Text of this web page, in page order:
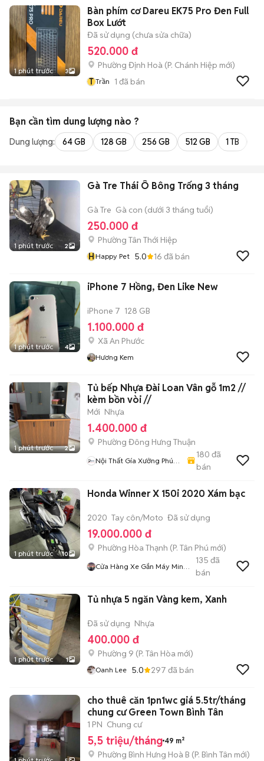
1 phút trước 3
Bàn phím cơ Dareu EK75 Pro Đen Full
Box Lướt
Đã sử dụng (chưa sửa chữa)
520.000 đ
Phường Định Hoà (P. Chánh Hiệp mới)
T Trần 1 đã bán
Bạn cần tìm dung lượng nào ?
Dung lượng: 64 GB 128 GB 256 GB 512 GB 1 TB
1 phút trước 2
Gà Tre Thái Ô Bông Trống 3 tháng
Gà Tre Gà con (dưới 3 tháng tuổi)
250.000 đ
Phường Tân Thới Hiệp
HHappy Pet 5.0 16 đã bán
1 phút trước 4
iPhone 7 Hồng, Đen Like New
iPhone 7 128 GB
1.100.000 đ
Xã An Phước
Hương Kem
1 phút trước 2
Tủ bếp Nhựa Đài Loan Vân gỗ 1m2 //
kèm bồn vòi //
Mới Nhựa
1.400.000 đ
Phường Đông Hưng Thuận
Nội Thất Gía Xưởng Phúc
180 đã
bán
1 phút trước 10
Honda Winner X 150i 2020 Xám bạc
2020 Tay côn/Moto Đã sử dụng
19.000.000 đ
Phường Hòa Thạnh (P. Tân Phú mới)
Cửa Hàng Xe Gắn Máy Minh
135 đã
bán
1 phút trước 1
Tủ nhựa 5 ngăn Vàng kem, Xanh
Đã sử dụng Nhựa
400.000 đ
Phường 9 (P. Tân Hòa mới)
Oanh Lee 5.0 297 đã bán
cho thuê căn 1pn1wc giá 5.5tr/tháng
chung cư Green Town Bình Tân
1 PN Chung cư
5,5 triệu/tháng 49 m²
Phường Bình Hưng Hoà B (P. Bình Tân mới)